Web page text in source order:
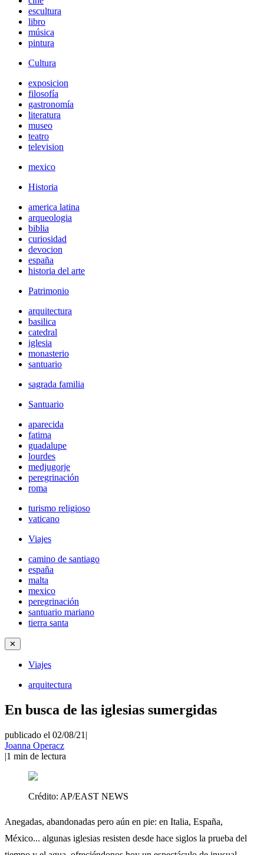
escultura
libro
música
pintura
Cultura
exposicion
filosofía
gastronomía
literatura
museo
teatro
television
mexico
Historia
america latina
arqueologia
biblia
curiosidad
devocion
españa
historia del arte
Patrimonio
arquitectura
basilica
catedral
iglesia
monasterio
santuario
sagrada familia
Santuario
aparecida
fatima
guadalupe
lourdes
medjugorje
peregrinación
roma
turismo religioso
vaticano
Viajes
camino de santiago
españa
malta
mexico
peregrinación
santuario mariano
tierra santa
✕
Viajes
arquitectura
En busca de las iglesias sumergidas
publicado el 02/08/21 |
Joanna Operacz
|1 min de lectura
Crédito: AP/EAST NEWS
Anegadas, abandonadas pero aún en pie: en Italia, España,
México... algunas iglesias resisten desde hace siglos la prueba del